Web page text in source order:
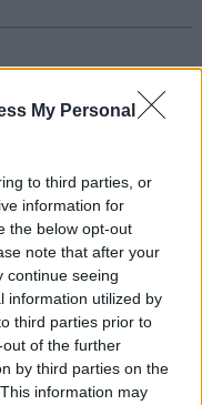
My Personal
to third parties, or
information for
the below opt-out
note that after your
continue seeing
information utilized by
third parties prior to
of the further
by third parties on the
information may
#stroke#rákbetegség